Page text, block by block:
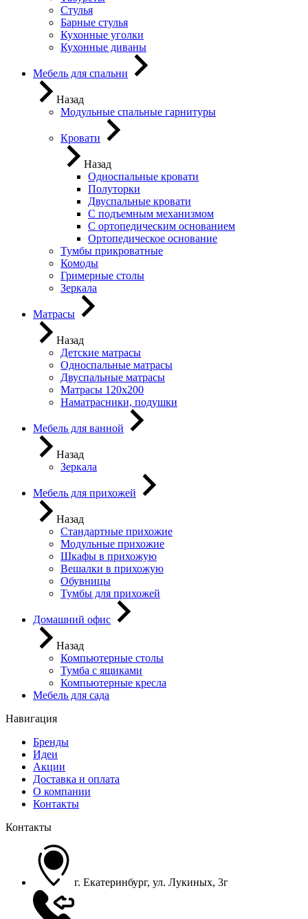
Стулья
Барные стулья
Кухонные уголки
Кухонные диваны
Мебель для спальни
Назад
Модульные спальные гарнитуры
Кровати
Назад
Односпальные кровати
Полуторки
Двуспальные кровати
С подъемным механизмом
С ортопедическим основанием
Ортопедическое основание
Тумбы прикроватные
Комоды
Гримерные столы
Зеркала
Матрасы
Назад
Детские матрасы
Односпальные матрасы
Двуспальные матрасы
Матрасы 120х200
Наматрасники, подушки
Мебель для ванной
Назад
Зеркала
Мебель для прихожей
Назад
Стандартные прихожие
Модульные прихожие
Шкафы в прихожую
Вешалки в прихожую
Обувницы
Тумбы для прихожей
Домашний офис
Назад
Компьютерные столы
Тумба с ящиками
Компьютерные кресла
Мебель для сада
Навигация
Бренды
Идеи
Акции
Доставка и оплата
О компании
Контакты
Контакты
г. Екатеринбург, ул. Лукиных, 3г